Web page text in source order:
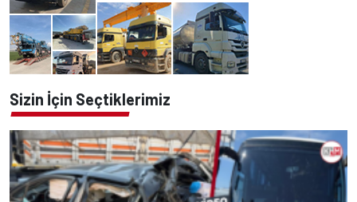
Sizin İçin Seçtiklerimiz